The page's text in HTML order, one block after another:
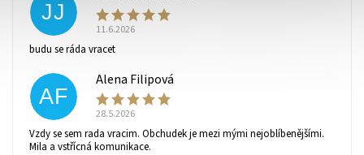
JJ
11.6.2026
budu se ráda vracet
AF
Alena Filipová
28.5.2026
Vzdy se sem rada vracim. Obchudek je mezi mými nejoblíbenějšími.
Mila a vstřícná komunikace.